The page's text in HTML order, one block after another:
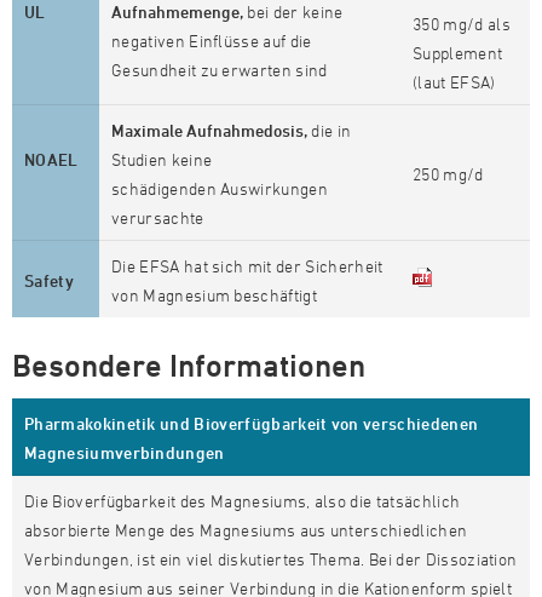
UL
Aufnahmemenge, bei der keine
negativen Einflüsse auf die
Gesundheit zu erwarten sind
350 mg/d als
Supplement
(laut EFSA)
NOAEL
Maximale Aufnahmedosis,die in
Studien keine
schädigenden Auswirkungen
verursachte
250 mg/d
Safety
Die EFSA hat sich mit der Sicherheit
von Magnesium beschäftigt
Besondere Informationen
Pharmakokinetik und Bioverfügbarkeit von verschiedenen
Magnesiumverbindungen
Die Bioverfügbarkeit des Magnesiums, also die tatsächlich
absorbierte Menge des Magnesiums aus unterschiedlichen
Verbindungen, ist ein viel diskutiertes Thema. Bei der Dissoziation
von Magnesium aus seiner Verbindung in die Kationenform spielt